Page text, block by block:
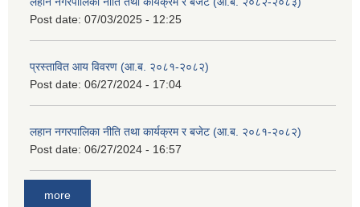
Post date: 07/03/2025 - 12:25
प्रस्तावित आय विवरण (आ.ब. २०८१-२०८२)
Post date: 06/27/2024 - 17:04
लहान नगरपालिका नीति तथा कार्यक्रम र बजेट (आ.ब. २०८१-२०८२)
Post date: 06/27/2024 - 16:57
more